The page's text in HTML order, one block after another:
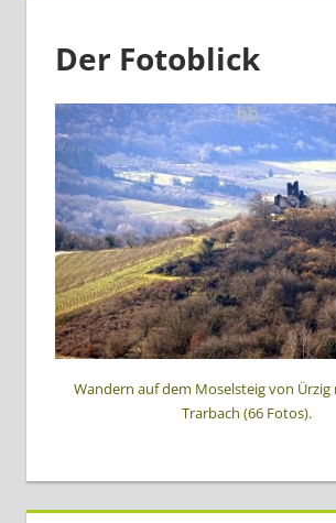
Der Fotoblick
Wandern auf dem Moselsteig von Ürzig
Trarbach (66 Fotos).